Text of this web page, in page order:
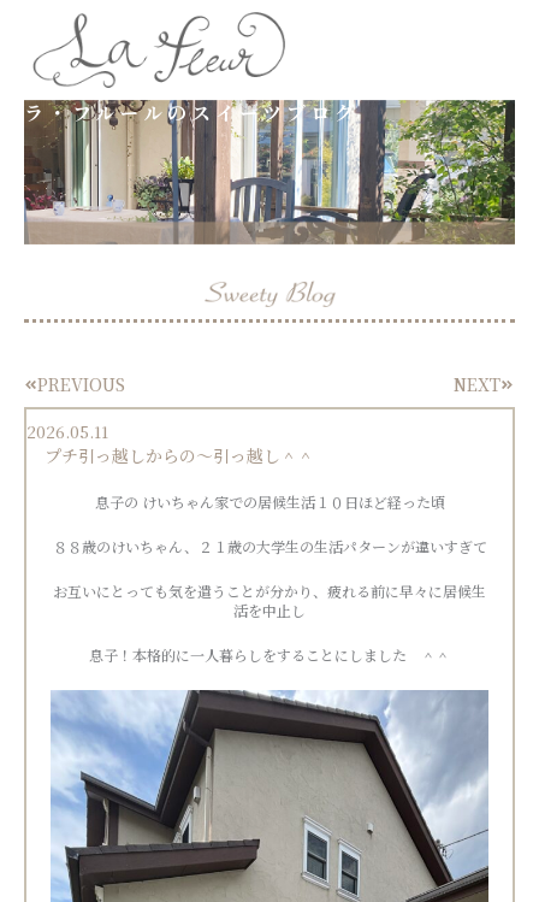
ラ・フルールのスイーツブログ
PrevPREVIOUS NEXTNext
2026.05.11
プチ引っ越しからの〜引っ越し＾＾
息子の けいちゃん家での居候生活１０日ほど経った頃
８８歳のけいちゃん、２１歳の大学生の生活パターンが違いすぎて
お互いにとっても気を遣うことが分かり、疲れる前に早々に居候生
活を中止し
息子！本格的に一人暮らしをすることにしました ＾＾